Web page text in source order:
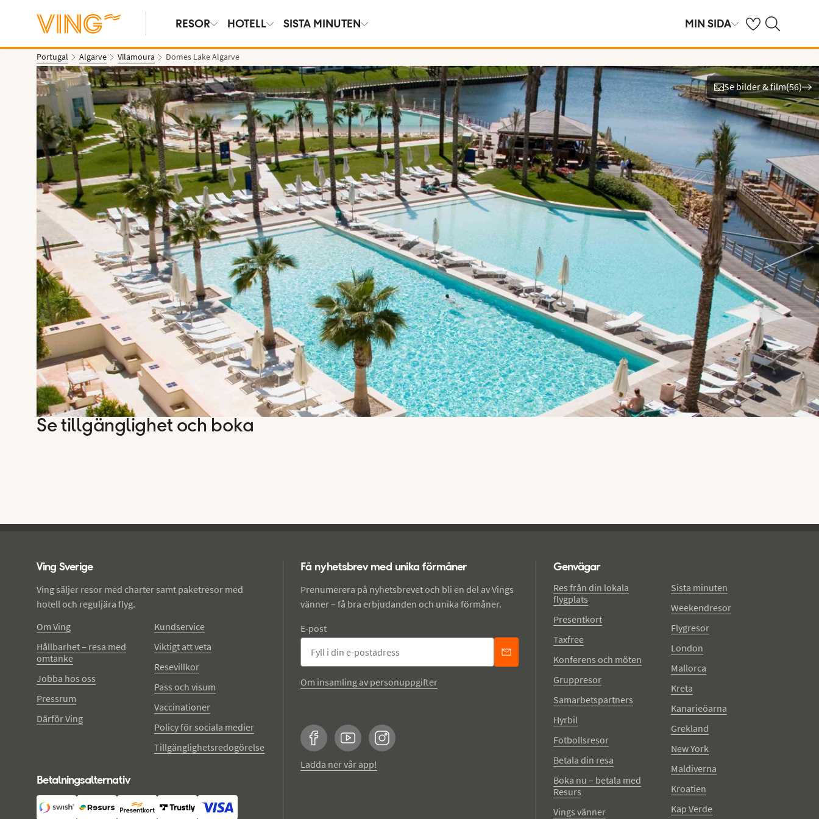
RESOR HOTELL SISTA MINUTEN MIN SIDA Se dina sparade
Sök på ving.se
Portugal Algarve Vilamoura Domes Lake Algarve
Se bilder & film
Se bilder & film(56)
Se tillgänglighet och boka
Ving Sverige
Ving säljer resor med charter samt paketresor med
hotell och reguljära flyg.
Om Ving
Hållbarhet – resa med
omtanke
Jobba hos oss
Pressrum
Därför Ving
Kundservice
Viktigt att veta
Resevillkor
Pass och visum
Vaccinationer
Policy för sociala medier
Tillgänglighetsredogörelse
Betalningsalternativ
Få nyhetsbrev med unika förmåner
Prenumerera på nyhetsbrevet och bli en del av Vings
vänner – få bra erbjudanden och unika förmåner.
E-post
Om insamling av personuppgifter
FacebookYouTubeInstagram
Ladda ner vår app!
Genvägar
Res från din lokala
flygplats
Presentkort
Taxfree
Konferens och möten
Gruppresor
Samarbetspartners
Hyrbil
Fotbollsresor
Betala din resa
Boka nu – betala med
Resurs
Vings vänner
Sista minuten
Weekendresor
Flygresor
London
Mallorca
Kreta
Kanarieöarna
Grekland
New York
Maldiverna
Kroatien
Kap Verde